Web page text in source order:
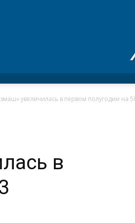
увеличилась в первом полугодии на
в